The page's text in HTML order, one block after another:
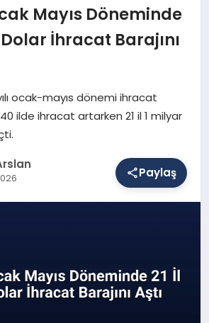
Mayıs Döneminde
İhracat Barajını
ocak-mayıs dönemi ihracat
40 ilde ihracat artarken 21 il 1 milyar
Paylaş